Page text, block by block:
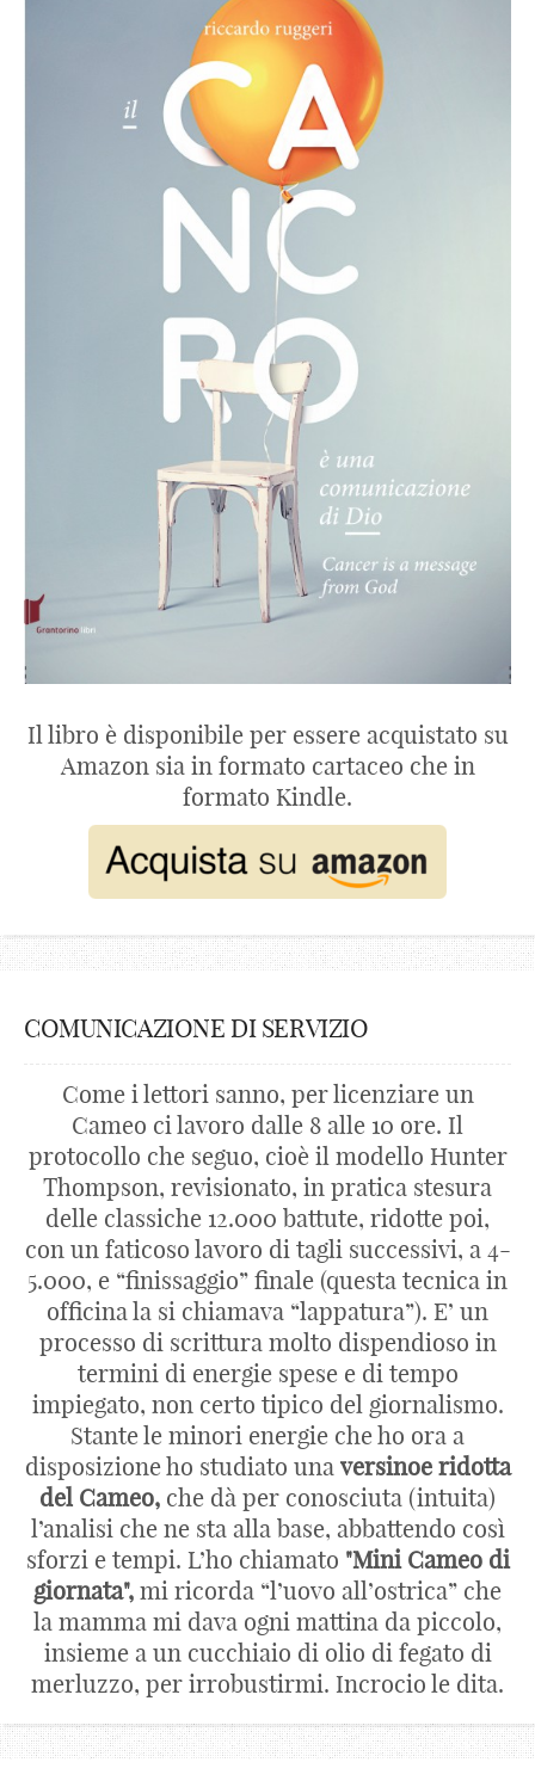
Il libro è disponibile per essere acquistato su
Amazon sia in formato cartaceo che in
formato Kindle.
COMUNICAZIONE DI SERVIZIO
Come i lettori sanno, per licenziare un
Cameo ci lavoro dalle 8 alle 10 ore. Il
protocollo che seguo, cioè il modello Hunter
Thompson, revisionato, in pratica stesura
delle classiche 12.000 battute, ridotte poi,
con un faticoso lavoro di tagli successivi, a 4-
5.000, e “finissaggio” finale (questa tecnica in
officina la si chiamava “lappatura”). E’ un
processo di scrittura molto dispendioso in
termini di energie spese e di tempo
impiegato, non certo tipico del giornalismo.
Stante le minori energie che ho ora a
disposizione ho studiato una versinoe ridotta
del Cameo, che dà per conosciuta (intuita)
l’analisi che ne sta alla base, abbattendo così
sforzi e tempi. L’ho chiamato "Mini Cameo di
giornata", mi ricorda “l’uovo all’ostrica” che
la mamma mi dava ogni mattina da piccolo,
insieme a un cucchiaio di olio di fegato di
merluzzo, per irrobustirmi. Incrocio le dita.